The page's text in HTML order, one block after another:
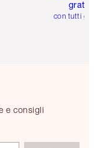
con tutti gli
e consigli